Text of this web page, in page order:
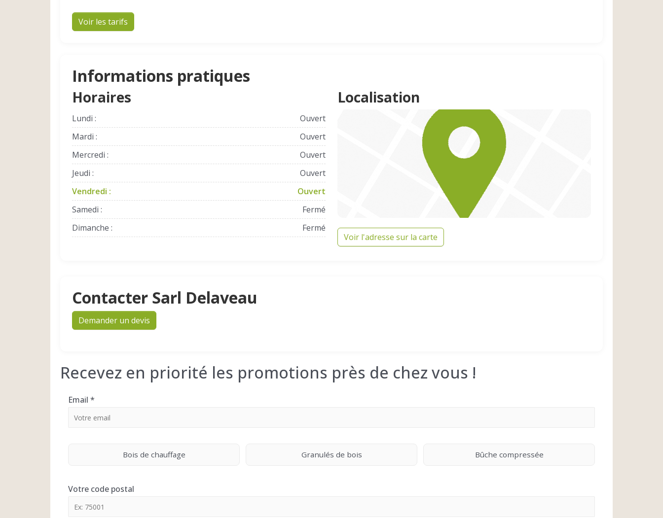
Voir les tarifs
Informations pratiques
Horaires
Lundi :
Ouvert
Mardi :
Ouvert
Mercredi :
Ouvert
Jeudi :
Ouvert
Vendredi :
Ouvert
Samedi :
Fermé
Dimanche :
Fermé
Localisation
Voir l'adresse sur la carte
Contacter Sarl Delaveau
Demander un devis
Recevez en priorité les promotions près de chez vous !
Email *
Bois de chauffage Granulés de bois Bûche compressée
Votre code postal